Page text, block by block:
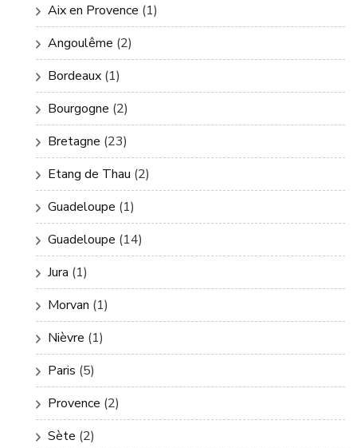
Aix en Provence (1)
Angoulême (2)
Bordeaux (1)
Bourgogne (2)
Bretagne (23)
Etang de Thau (2)
Guadeloupe (1)
Guadeloupe (14)
Jura (1)
Morvan (1)
Nièvre (1)
Paris (5)
Provence (2)
Sète (2)